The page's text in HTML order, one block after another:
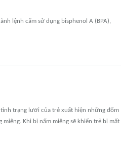
lệnh cấm sử dụng bisphenol A (BPA),
trạng lưỡi của trẻ xuất hiện những đốm
Khi bị nấm miệng sẽ khiến trẻ bị mất